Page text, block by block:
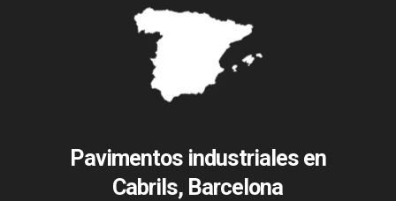
Pavimentos industriales en
Cabrils, Barcelona